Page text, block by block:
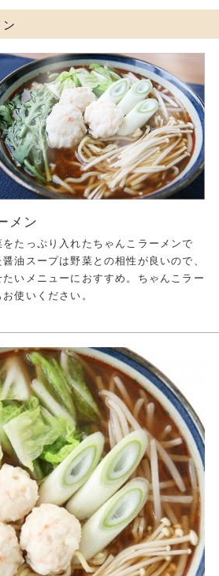
メン
たっぷり入れたちゃんこラーメンで
油スープは野菜との相性が良いので、
いメニューにおすすめ。ちゃんこラー
使いください。